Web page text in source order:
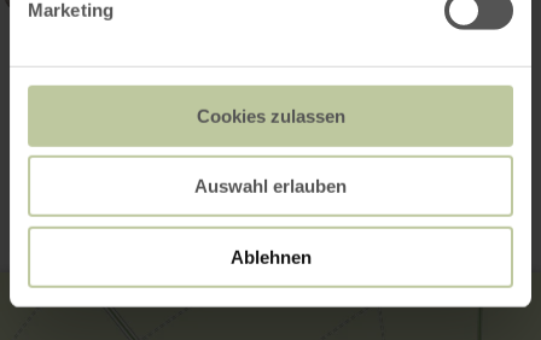
Marketing
Cookies zulassen
Auswahl erlauben
Ablehnen
Kontakt